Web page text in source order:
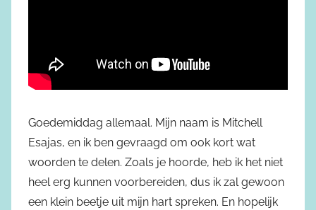
Goedemiddag allemaal. Mijn naam is Mitchell
Esajas, en ik ben gevraagd om ook kort wat
woorden te delen. Zoals je hoorde, heb ik het niet
heel erg kunnen voorbereiden, dus ik zal gewoon
een klein beetje uit mijn hart spreken. En hopelijk